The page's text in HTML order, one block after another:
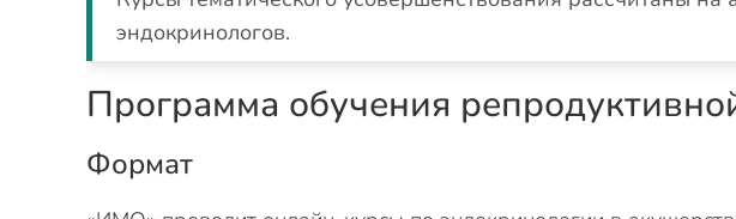
эндокринологов.
Программа обучения
Формат